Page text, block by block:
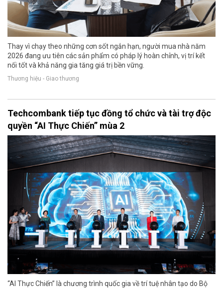
Thay vì chạy theo những cơn sốt ngắn hạn, người mua nhà năm
2026 đang ưu tiên các sản phẩm có pháp lý hoàn chỉnh, vị trí kết
nối tốt và khả năng gia tăng giá trị bền vững.
Thương hiệu - Giao thương
Techcombank tiếp tục đồng tổ chức và tài trợ độc
quyền “AI Thực Chiến” mùa 2
“AI Thực Chiến” là chương trình quốc gia về trí tuệ nhân tạo do Bộ